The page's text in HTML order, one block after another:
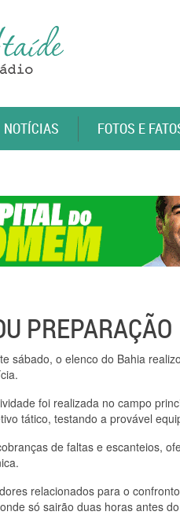
NOTÍCIAS FOTOS E
PREPARAÇÃO
sábado, o elenco do Bahia
foi realizada no campo
tático, testando a provável
de faltas e escanteios,
relacionados para o
só sairão duas horas antes